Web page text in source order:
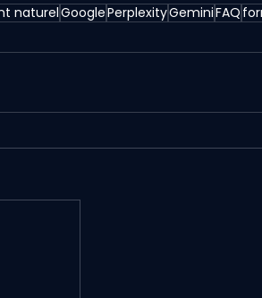
naturelGooglePerplexityGeminiFAQ